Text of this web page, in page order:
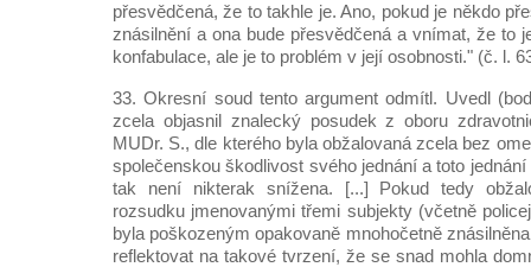
přesvědčená, že to takhle je. Ano, pokud je někdo
znásilnění a ona bude přesvědčená a vnímat, že to
konfabulace, ale je to problém v její osobnosti." (č. l.
33. Okresní soud tento argument odmítl. Uvedl
zcela objasnil znalecký posudek z oboru
MUDr. S., dle kterého byla obžalovaná zcela bez
společenskou škodlivost svého jednání a toto jednání
tak není nikterak snížena. [...] Pokud tedy
rozsudku jmenovanými třemi subjekty (včetně
byla poškozeným opakovaně mnohočetně
reflektovat na takové tvrzení, že se snad mohla